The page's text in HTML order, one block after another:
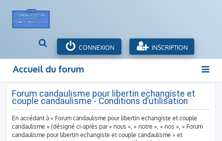
h
e
r
c
h
e
CONNEXION INSCRIPTION
Accueil du forum
Forum candaulisme pour libertin echangiste et
couple candaulisme - Conditions d’utilisation
En accédant à « Forum candaulisme pour libertin echangiste et couple
candaulisme » (désigné ci-après par « nous », « notre », « nos », « Forum
candaulisme pour libertin echangiste et couple candaulisme » et